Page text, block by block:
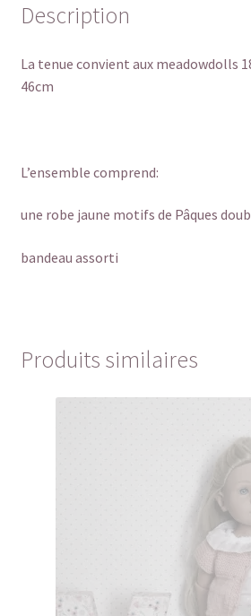
Description
La tenue convient aux meadowdolls
46cm
L’ensemble comprend:
une robe jaune motifs de Pâques
bandeau assorti
Produits similaires